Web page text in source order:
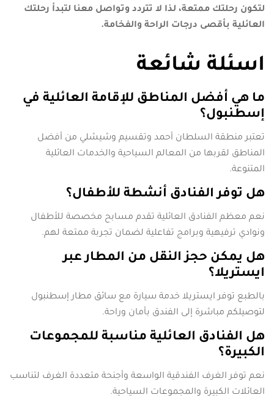
لتكون رحلتك ممتعة، لذا لا تتردد وتواصل معنا لتبدأ رحلتك
العائلية بأقصى درجات الراحة والفخامة.
اسئلة شائعة
ما هي أفضل المناطق للإقامة العائلية في
إسطنبول؟
تعتبر منطقة السلطان أحمد وتقسيم وشيشلي من أفضل
المناطق لقربها من المعالم السياحية والخدمات العائلية
المتنوعة.
هل توفر الفنادق أنشطة للأطفال؟
نعم معظم الفنادق العائلية تقدم مسابح مخصصة للأطفال
ونوادي ترفيهية وبرامج تفاعلية لضمان تجربة ممتعة لهم.
هل يمكن حجز النقل من المطار عبر
ايستريلا؟
بالطبع توفر ايستريلا خدمة سيارة مع سائق مطار إسطنبول
لتوصيلكم مباشرة إلى الفندق بأمان وراحة.
هل الفنادق العائلية مناسبة للمجموعات
الكبيرة؟
نعم توفر الغرف الفندقية الواسعة وأجنحة متعددة الغرف لتناسب
العائلات الكبيرة والمجموعات السياحية.